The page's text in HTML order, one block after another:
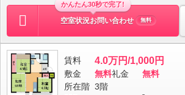
かんたん30秒で完了!
空室状況お問い合わせ 無料
賃料 4.0万円/1,000円
敷金 無料礼金
無料
所在階 3階